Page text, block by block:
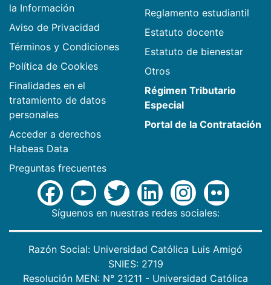
la Información
Aviso de Privacidad
Términos y Condiciones
Política de Cookies
Finalidades en el
tratamiento de datos
personales
Acceder a derechos
Habeas Data
Preguntas frecuentes
Reglamento estudiantil
Estatuto docente
Estatuto de bienestar
Otros
Régimen Tributario
Especial
Portal de la Contratación
Síguenos en nuestras redes sociales:
Razón Social: Universidad Católica Luis Amigó
SNIES: 2719
Resolución MEN: N° 21211 - Universidad Católica